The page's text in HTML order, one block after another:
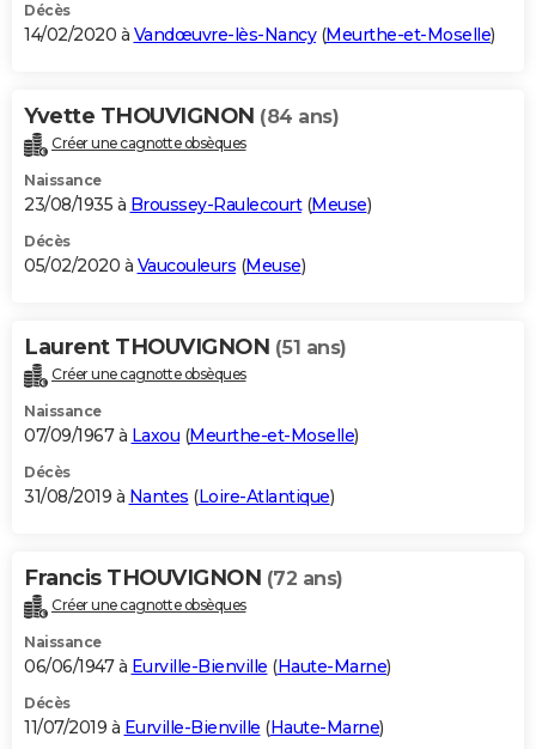
Décès
14/02/2020 à Vandœuvre-lès-Nancy(Meurthe-et-Moselle)
Yvette THOUVIGNON (84 ans)
Créer une cagnotte obsèques
Naissance
23/08/1935 à Broussey-Raulecourt(Meuse)
Décès
05/02/2020 à Vaucouleurs (Meuse)
Laurent THOUVIGNON (51 ans)
Créer une cagnotte obsèques
Naissance
07/09/1967 à Laxou (Meurthe-et-Moselle)
Décès
31/08/2019 à Nantes (Loire-Atlantique)
Francis THOUVIGNON (72 ans)
Créer une cagnotte obsèques
Naissance
06/06/1947 à Eurville-Bienville (Haute-Marne)
Décès
11/07/2019 à Eurville-Bienville (Haute-Marne)